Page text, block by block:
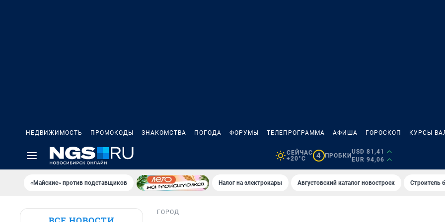
НЕДВИЖИМОСТЬ ПРОМОКОДЫ ЗНАКОМСТВА ПОГОДА ФОРУМЫ ТЕЛЕПРОГРАММА АФИША ГОРОСКОП КУРСЫ
СЕЙЧАС
+20°C
4 ПРОБКИ
USD 81,41
EUR 94,06
«Майские» против подставщиков Налог на электрокары Августовский каталог новостроек Строитель
ГОРОД